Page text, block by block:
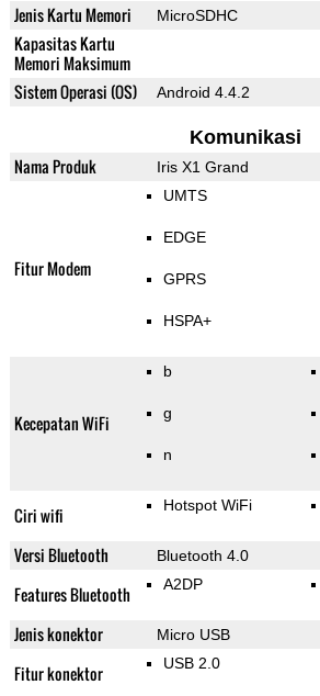
Jenis Kartu Memori MicroSDHC
Kapasitas Kartu
Memori Maksimum
Sistem Operasi (OS) Android 4.4.2
Komunikasi
Nama Produk Iris X1 Grand
Fitur Modem
UMTS
EDGE
GPRS
HSPA+
Kecepatan WiFi
b
g
n
Ciri wifi Hotspot WiFi
Versi Bluetooth Bluetooth 4.0
Features Bluetooth A2DP
Jenis konektor Micro USB
Fitur konektor USB 2.0